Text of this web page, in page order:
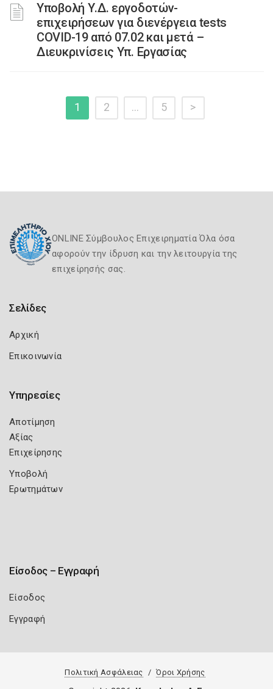
Υποβολή Υ.Δ. εργοδοτών-
επιχειρήσεων για διενέργεια tests
COVID-19 από 07.02 και μετά –
Διευκρινίσεις Υπ. Εργασίας
1 2 … 5 >
ONLINE Σύμβουλος Επιχειρηματία Όλα όσα
αφορούν την ίδρυση και την λειτουργία της
επιχείρησής σας.
Σελίδες
Αρχική
Επικοινωνία
Υπηρεσίες
Αποτίμηση
Αξίας
Επιχείρησης
Υποβολή
Ερωτημάτων
Είσοδος – Εγγραφή
Είσοδος
Εγγραφή
Πολιτική Ασφάλειας Όροι Χρήσης